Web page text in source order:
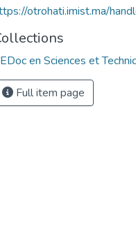
otrohati.imist.ma/
en Sciences et
Full item page